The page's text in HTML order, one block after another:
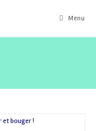
Menu